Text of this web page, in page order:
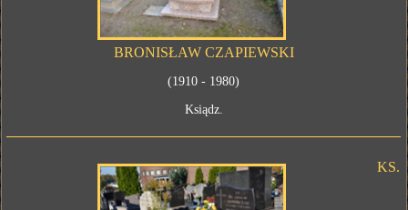
BRONISŁAW CZAPIEWSKI
(1910 - 1980)
Ksiądz.
KS.